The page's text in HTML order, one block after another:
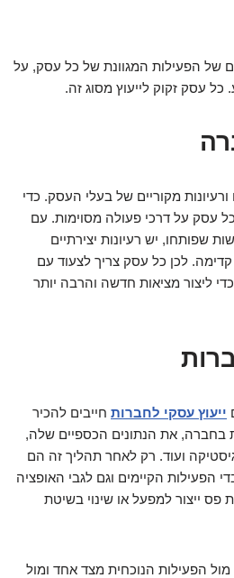
של הפעילות המגוונת של כל עסק, על
עסק זקוק לייעוץ מסוג זה.
מקוריים של בעלי העסק. כדי
עסק על דרכי פעולה מסוימות. עם
שפותחו, יש רעיונות יצירתיים
קדימה. לכן כל עסק צריך לצעוד עם
ליצור מציאות חדשה והרבה יותר
ייעוץ עסקי לחברות חייבים להכיר
בחברה, את הנתונים הכספיים שלה,
ועוד. רק לאחר תהליך זה הם
הפעילות הקיימים וגם לגבי האופציה
ייצור למפעל או שינוי בשיטת
מול הפעילות הנוכחית מצד אחד ומול